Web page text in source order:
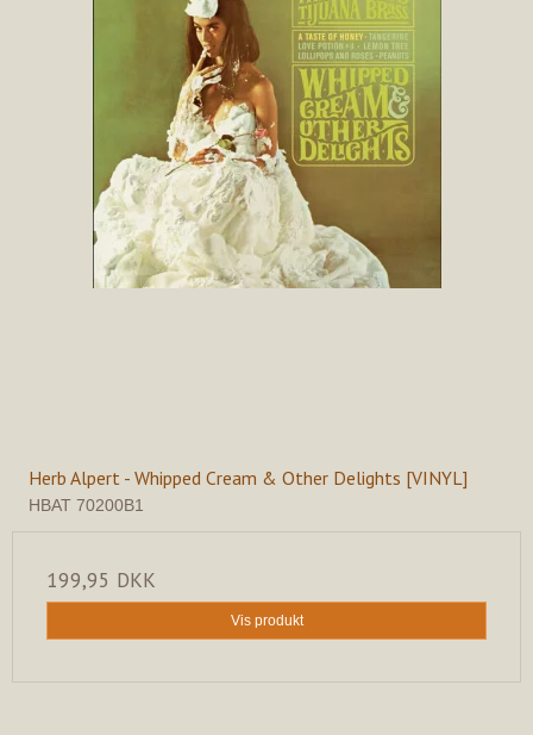
Herb Alpert - Whipped Cream & Other Delights [VINYL]
HBAT 70200B1
199,95 DKK
Vis produkt